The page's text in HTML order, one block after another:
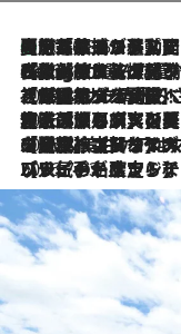
2026.8.5
【厳選旅コスメ】国内をあちこち移動する河井菜摘が選んだ夏旅ベストコスメ発表！「リラックスアイテムはマスト」【Mサイズジップ】
2026.8.4
【厳選旅コスメ】「紫外線＆乾燥対策しながらメイク感も！」ヘア＆メイクGeorgeが選んだ夏旅ベストコスメを発表！【Mサイズジップ】
2026.8.3
【厳選旅コスメ】「保湿もタイパ重視！」“サウナ好き”タレント清水みさとが愛用する夏旅ベストコスメを発表！【Mサイズジップ】
2026.8.2
【厳選旅コスメ】美容家・瀬戸麻実の夏旅ベストコスメを発表！「ストレスなく使えるクレンジング＆洗顔は必須」【Mサイズジップ】
2026.8.1
【厳選旅コスメ】「UV＆美白ケアはマスト！」フリーアナウンサー宇賀なつみの夏旅ベストコスメを発表！【Mサイズジップ】
2026.7.23
【リピート確定！】ハワイの名店ランチプレートとサンドイッチ、手が止まらない人気ドーナツ